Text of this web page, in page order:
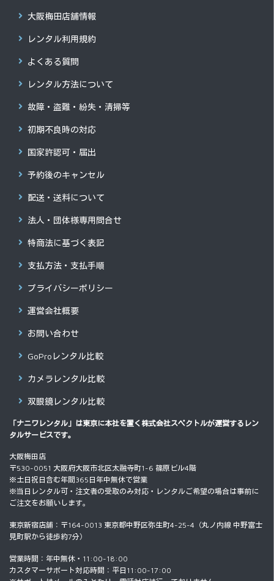
大阪梅田店舗情報
レンタル利用規約
よくある質問
レンタル方法について
故障・盗難・紛失・清掃等
初期不良時の対応
国家許認可・届出
予約後のキャンセル
配送・送料について
法人・団体様専用問合せ
特商法に基づく表記
支払方法・支払手順
プライバシーポリシー
運営会社概要
お問い合わせ
GoProレンタル比較
カメラレンタル比較
双眼鏡レンタル比較
「ナニワレンタル」は東京に本社を置く 株式会社スペクトルが運営するレン
タルサービスです。
大阪梅田店
〒530-0051 大阪府大阪市北区太融寺町1-6 篠原ビル4階
※土日祝日含む年間365日年中無休で営業
※当日レンタル可・注文者の受取のみ対応・レンタルご希望の場合は事前に
ご注文をお願いします。
東京新宿店舗：〒164-0013 東京都中野区弥生町4-25-4（丸ノ内線 中野富士
見町駅から徒歩約7分）
営業時間：年中無休・11:00-18:00
カスタマーサポート対応時間：平日11:00-17:00